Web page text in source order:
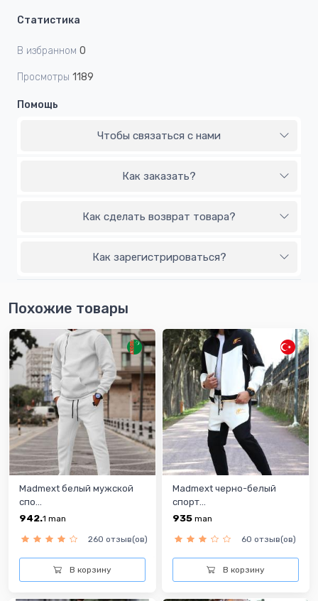
Статистика
В избранном 0
Просмотры 1189
Помощь
Чтобы связаться с нами
Как заказать?
Как сделать возврат товара?
Как зарегистрироваться?
Похожие товары
Madmext белый мужской
спо...
942.1 man
260 отзыв(ов)
В корзину
Madmext черно-белый
спорт...
935 man
60 отзыв(ов)
В корзину